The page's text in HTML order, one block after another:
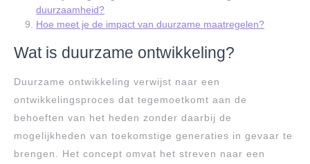
duurzaamheid?
Hoe meet je de impact van duurzame maatregelen?
Wat is duurzame ontwikkeling?
Duurzame ontwikkeling verwijst naar een
ontwikkelingsproces dat tegemoetkomt aan de
behoeften van het heden zonder daarbij de
mogelijkheden van toekomstige generaties in gevaar te
brengen. Het concept omvat het streven naar een